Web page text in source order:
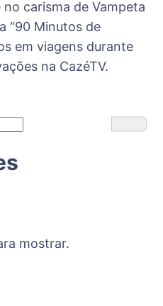
carisma de Vampeta
“90 Minutos de
em viagens durante
na CazéTV.
mostrar.